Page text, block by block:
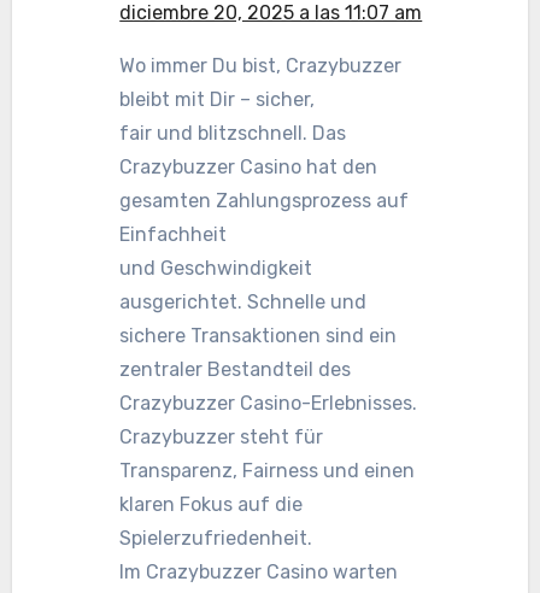
diciembre 20, 2025 a las 11:07 am
Wo immer Du bist, Crazybuzzer
bleibt mit Dir – sicher,
fair und blitzschnell. Das
Crazybuzzer Casino hat den
gesamten Zahlungsprozess auf
Einfachheit
und Geschwindigkeit
ausgerichtet. Schnelle und
sichere Transaktionen sind ein
zentraler Bestandteil des
Crazybuzzer Casino-Erlebnisses.
Crazybuzzer steht für
Transparenz, Fairness und einen
klaren Fokus auf die
Spielerzufriedenheit.
Im Crazybuzzer Casino warten